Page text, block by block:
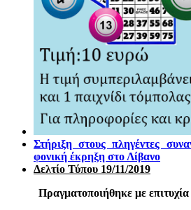
Στήριξη στους πληγέντες
φονική έκρηξη στο Λίβανο
Δελτίο Τύπου 19/11/2019
Πραγματοποιήθηκε με